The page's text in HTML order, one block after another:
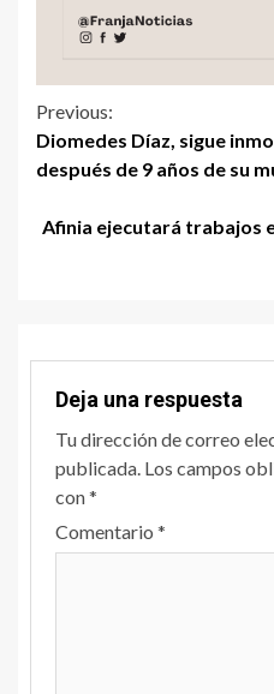
Previous:
Diomedes Díaz, sigue
después de 9 años de su
Afinia ejecutará trabajos
Deja una respuesta
Tu dirección de correo
publicada. Los campos
con*
Comentario *